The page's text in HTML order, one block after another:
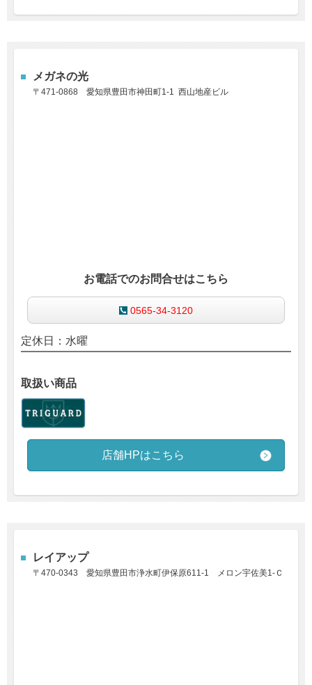
メガネの光
〒471-0868 愛知県豊田市神田町1-1 西山地産ビル
お電話でのお問合せはこちら
0565-34-3120
定休日：水曜
取扱い商品
店舗HPはこちら
レイアップ
〒470-0343 愛知県豊田市浄水町伊保原611-1 メロン宇佐美1-Ｃ